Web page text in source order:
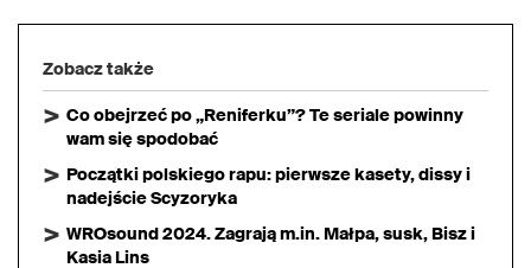
Zobacz także
Co obejrzeć po „Reniferku”? Te seriale powinny
wam się spodobać
Początki polskiego rapu: pierwsze kasety, dissy i
nadejście Scyzoryka
WROsound 2024. Zagrają m.in. Małpa, susk, Bisz i
Kasia Lins